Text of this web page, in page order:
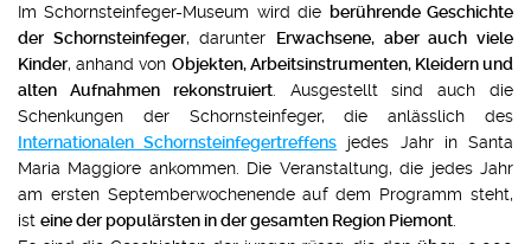
Im Schornsteinfeger-Museum wird die berührende Geschichte
der Schornsteinfeger, darunter Erwachsene, aber auch viele
Kinder, anhand von Objekten, Arbeitsinstrumenten, Kleidern und
alten Aufnahmen rekonstruiert. Ausgestellt sind auch die
Schenkungen der Schornsteinfeger, die anlässlich des
Internationalen Schornsteinfegertreffens jedes Jahr in Santa
Maria Maggiore ankommen. Die Veranstaltung, die jedes Jahr
am ersten Septemberwochenende auf dem Programm steht,
ist eine der populärsten in der gesamten Region Piemont